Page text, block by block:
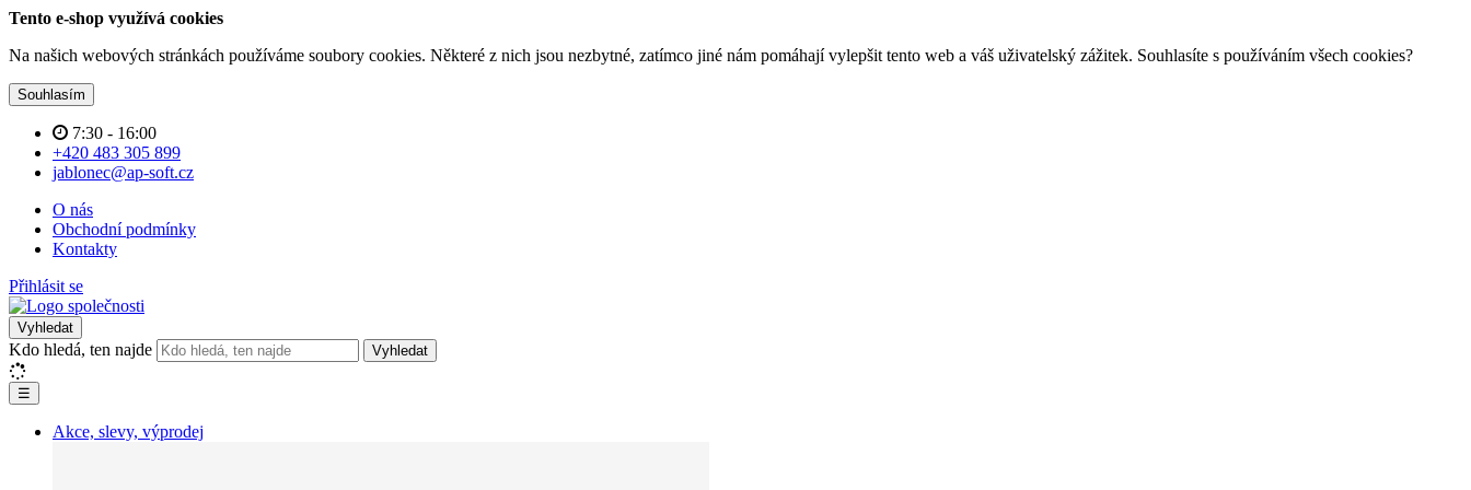
Tento e-shop využívá cookies
Na našich webových stránkách používáme soubory cookies. Některé z nich jsou nezbytné, zatímco jiné nám pomáhají vylepšit tento web a váš uživatelský zážitek. Souhlasíte s používáním všech cookies?
Souhlasím
7:30 - 16:00
+420 483 305 899
jablonec@ap-soft.cz
O nás
Obchodní podmínky
Kontakty
Přihlásit se
Vyhledat
Kdo hledá, ten najde Vyhledat
☰
Akce, slevy, výprodej